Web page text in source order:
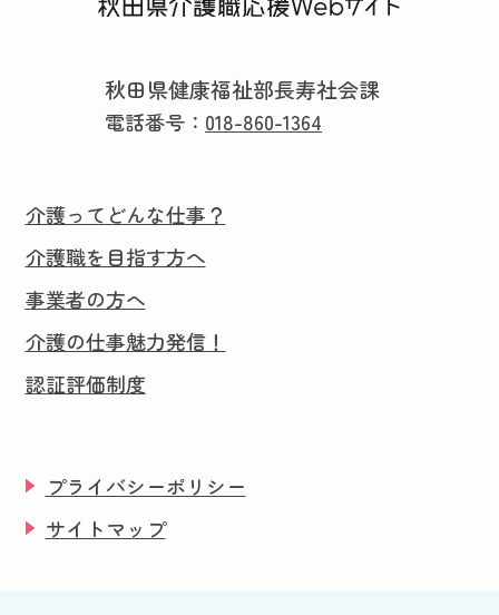
秋田県健康福祉部長寿社会課
電話番号： 018-860-1364
介護ってどんな仕事？
介護職を目指す方へ
事業者の方へ
介護の仕事魅力発信！
認証評価制度
プライバシーポリシー
サイトマップ